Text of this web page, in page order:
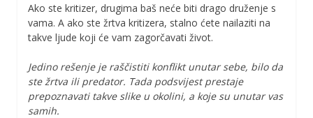
Ako ste kritizer, drugima baš neće biti drago druženje s
vama. A ako ste žrtva kritizera, stalno ćete nailaziti na
takve ljude koji će vam zagorčavati život.
Jedino rešenje je raščistiti konflikt unutar sebe, bilo da
ste žrtva ili predator. Tada podsvijest prestaje
prepoznavati takve slike u okolini, a koje su unutar vas
samih.